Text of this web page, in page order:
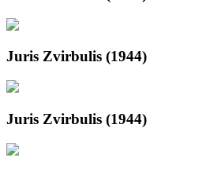
Juris Zvirbulis (1944)
Juris Zvirbulis (1944)